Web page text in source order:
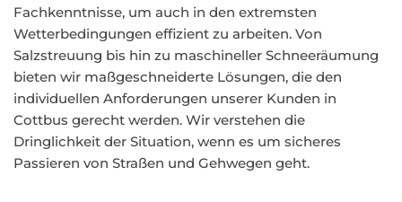
Fachkenntnisse, um auch in den extremsten
Wetterbedingungen effizient zu arbeiten. Von
Salzstreuung bis hin zu maschineller Schneeräumung
bieten wir maßgeschneiderte Lösungen, die den
individuellen Anforderungen unserer Kunden in
Cottbus gerecht werden. Wir verstehen die
Dringlichkeit der Situation, wenn es um sicheres
Passieren von Straßen und Gehwegen geht.